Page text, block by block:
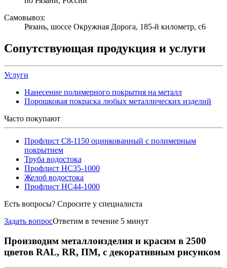
Самовывоз:
Рязань, шоссе Окружная Дорога, 185-й километр, с6
Сопутствующая продукция и услуги
Услуги
Нанесение полимерного покрытия на металл
Порошковая покраска любых металлических изделий
Часто покупают
Профлист С8-1150 оцинкованный с полимерным
покрытием
Труба водостока
Профлист НС35-1000
Желоб водостока
Профлист НС44-1000
Есть вопросы? Спросите у специалиста
Задать вопросОтветим в течение 5 минут
Производим металлоизделия и красим в 2500
цветов RAL, RR, ПМ, с декоративным рисунком